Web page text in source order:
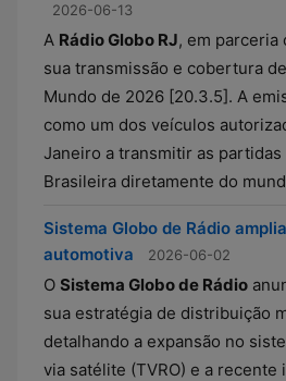
2026-06-13
A Rádio Globo RJ, em parceria
sua transmissão e cobertura
Mundo de 2026 [20.3.5]. A
como um dos veículos
Janeiro a transmitir as partidas
Brasileira diretamente do
Sistema Globo de Rádio
automotiva
2026-06-02
O Sistema Globo de Rádio
sua estratégia de distribuição
detalhando a expansão no
via satélite (TVRO) e a recente